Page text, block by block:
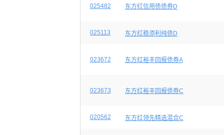
025482 东方红信用债债券D
025113 东方红稳添利纯债D
023672 东方红裕丰回报债券A
023673 东方红裕丰回报债券C
020562 东方红领先精选混合C